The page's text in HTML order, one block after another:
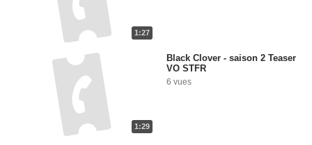
1:27
1:29
Black Clover - saison 2 Teaser
VO STFR
6 vues